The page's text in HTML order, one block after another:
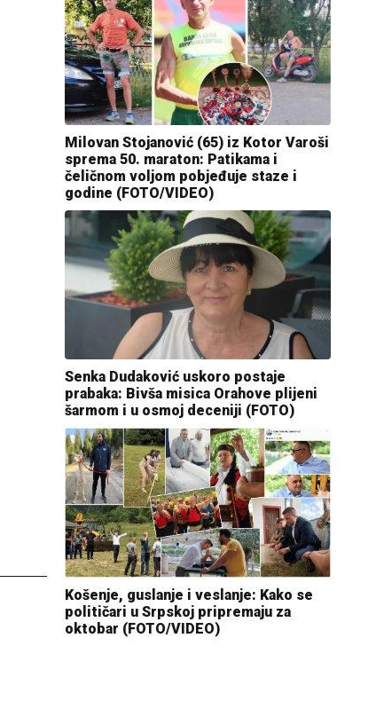
Milovan Stojanović (65) iz Kotor Varoši
sprema 50. maraton: Patikama i
čeličnom voljom pobjeđuje staze i
godine (FOTO/VIDEO)
Senka Dudaković uskoro postaje
prabaka: Bivša misica Orahove plijeni
šarmom i u osmoj deceniji (FOTO)
Košenje, guslanje i veslanje: Kako se
političari u Srpskoj pripremaju za
oktobar (FOTO/VIDEO)